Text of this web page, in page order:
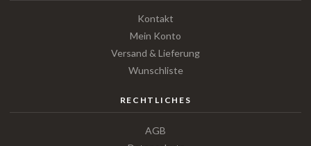
Kontakt
Mein Konto
Versand & Lieferung
Wunschliste
RECHTLICHES
AGB